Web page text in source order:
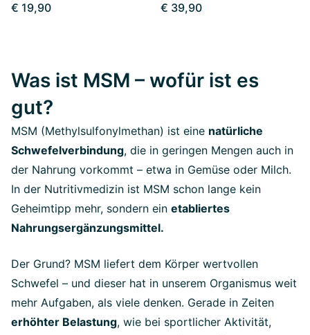
€ 19,90 € 39,90
Was ist MSM – wofür ist es
gut?
MSM (Methylsulfonylmethan) ist eine natürliche
Schwefelverbindung, die in geringen Mengen auch in
der Nahrung vorkommt – etwa in Gemüse oder Milch.
In der Nutritivmedizin ist MSM schon lange kein
Geheimtipp mehr, sondern ein etabliertes
Nahrungsergänzungsmittel.
Der Grund? MSM liefert dem Körper wertvollen
Schwefel – und dieser hat in unserem Organismus weit
mehr Aufgaben, als viele denken. Gerade in Zeiten
erhöhter Belastung, wie bei sportlicher Aktivität,